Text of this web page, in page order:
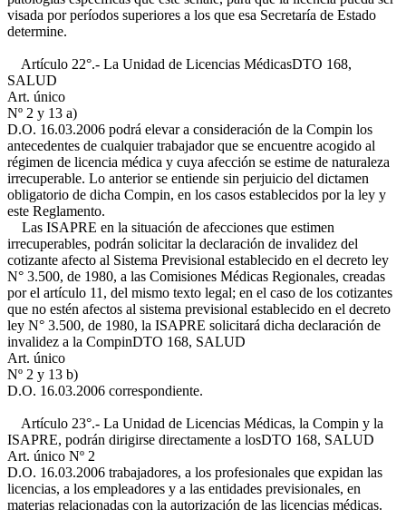
visada por períodos superiores a los que esa Secretaría de Estado
determine.
Artículo 22°.- La Unidad de Licencias MédicasDTO 168,
SALUD
Art. único
Nº 2 y 13 a)
D.O. 16.03.2006 podrá elevar a consideración de la Compin los
antecedentes de cualquier trabajador que se encuentre acogido al
régimen de licencia médica y cuya afección se estime de naturaleza
irrecuperable. Lo anterior se entiende sin perjuicio del dictamen
obligatorio de dicha Compin, en los casos establecidos por la ley y
este Reglamento.
Las ISAPRE en la situación de afecciones que estimen
irrecuperables, podrán solicitar la declaración de invalidez del
cotizante afecto al Sistema Previsional establecido en el decreto ley
N° 3.500, de 1980, a las Comisiones Médicas Regionales, creadas
por el artículo 11, del mismo texto legal; en el caso de los cotizantes
que no estén afectos al sistema previsional establecido en el decreto
ley N° 3.500, de 1980, la ISAPRE solicitará dicha declaración de
invalidez a la CompinDTO 168, SALUD
Art. único
Nº 2 y 13 b)
D.O. 16.03.2006 correspondiente.
Artículo 23°.- La Unidad de Licencias Médicas, la Compin y la
ISAPRE, podrán dirigirse directamente a losDTO 168, SALUD
Art. único Nº 2
D.O. 16.03.2006 trabajadores, a los profesionales que expidan las
licencias, a los empleadores y a las entidades previsionales, en
materias relacionadas con la autorización de las licencias médicas.